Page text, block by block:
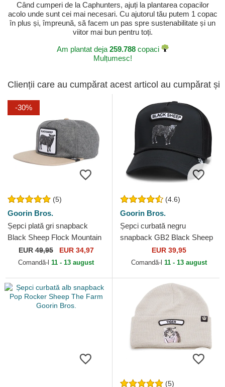
Când cumperi de la Caphunters, ajuți la plantarea copacilor
acolo unde sunt cei mai necesari. Cu ajutorul tău putem 1 copac
în plus și, împreună, să facem un pas spre sustenabilitate și un
viitor mai bun pentru toți.
Am plantat deja 259.788copaci
Mulțumesc!
Clienții care au cumpărat acest articol au cumpărat și
-30%
(5)
Goorin Bros.
Șepci plată gri snapback
Black Sheep Flock Mountain
The Farm Flats The Farm
Goorin Bros.
EUR49,95 EUR 34,97
Comandă-l 11 - 13 august
(4.6)
Goorin Bros.
Șepci curbată negru
snapback GB2 Black Sheep
The Rocker The Farm Goorin
Bros.
EUR 39,95
Comandă-l 11 - 13 august
(5)